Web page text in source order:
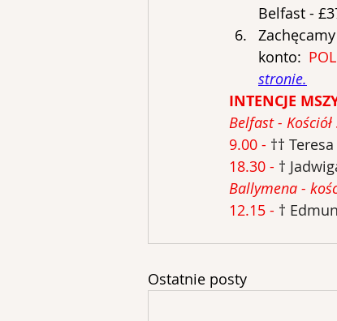
Belfast -
konto:
stronie.
INTENCJE
Belfast -
9.00 - ††
18.30 - †
Ballymena -
12.15 - †
Ostatnie posty